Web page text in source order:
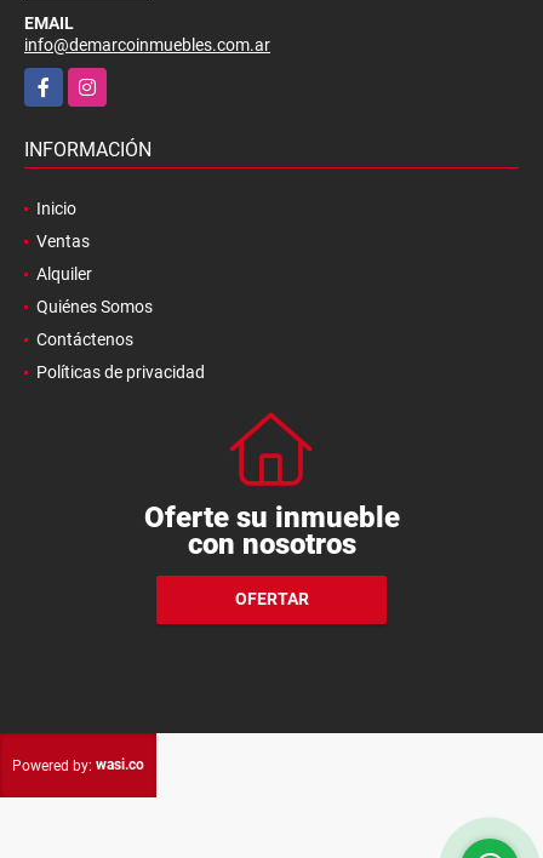
EMAIL
info@demarcoinmuebles.com.ar
FacebookInstagram
INFORMACIÓN
Inicio
Ventas
Alquiler
Quiénes Somos
Contáctenos
Políticas de privacidad
Oferte su inmueble
con nosotros
OFERTAR
Powered by: wasi.co